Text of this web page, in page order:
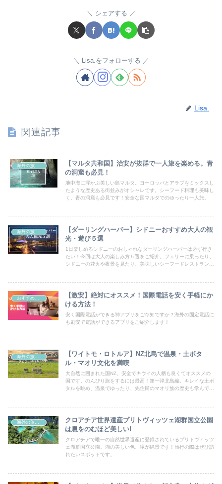
シェアする
Lisa.をフォローする
Lisa.
関連記事
【マルタ共和国】治安が抜群で一人旅を楽める。青
の洞窟も必見！
地中海に浮かぶ美しい島マルタ。ヨーロッパとアラブをミックスし
たような歴史ある街並みがオシャレです。シーフード料理も美味し
く、青の洞窟も必見です！安全な国マルタでのゆったり一人旅。
【ダーリングハーバー】シドニーおすすめ大人の観
光・遊び５選
1日楽しめるシドニーのおしゃれなダーリングハーバーは必ず行き
たい！今回は大人の楽しみ方５選をご紹介。フェリーに乗ったり、
シドニーの花火や夜景を見たり、美味しいシーフードレストランで
【激安】絶対にオススメ！国際電話を安く手軽にか
ける方法！
安く国際電話ができる神アプリをご存知ですか？海外の固定電話に
も劇安で電話ができるアプリをご紹介します！
【ワイトモ・ロトルア】NZ北島で温泉・土ボタ
ル・マオリ文化を満喫
大自然に囲まれた国NZ。安全でキウイの人柄も良くてオススメの
国です。のんびり旅をするには最高！第一弾北島編。キレイな土ボ
タルを眺め、温泉でゆったり、先住民のマオリ族の歴史も学んでみ
海外の旅・生活
クロアチア世界遺産プリトヴィッツェ湖群国立公園
は息をのむほど美しい!
クロアチアで唯一の自然世界遺産に登録されているプリトヴィッツ
ェ湖群国立公園。湖の美しい色、滝が絶景です！旅行の際はぜひ訪
れたいスポットです。